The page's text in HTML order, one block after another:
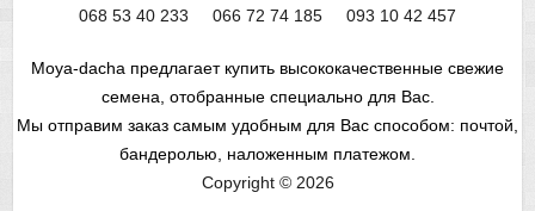
068 53 40 233 066 72 74 185 093 10 42 457
Moya-dacha предлагает купить высококачественные свежие
семена, отобранные специально для Вас.
Мы отправим заказ самым удобным для Вас способом: почтой,
бандеролью, наложенным платежом.
Copyright © 2026